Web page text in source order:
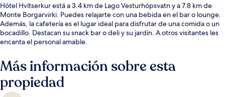
Hótel Hvítserkur está a 3.4 km de Lago Vesturhópsvatn y a 7.8 km de
Monte Borgarvirki. Puedes relajarte con una bebida en el bar o lounge.
Además, la cafetería es el lugar ideal para disfrutar de una comida o un
bocadillo. Destacan su snack bar o deli y su jardín. A otros visitantes les
encanta el personal amable.
Más información sobre esta
propiedad